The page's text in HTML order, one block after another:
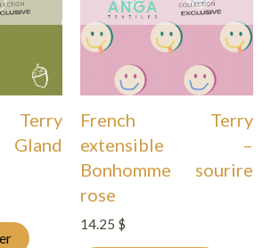
Gland
French Terry
extensible –
Bonhomme sourire
rose
14.25 $